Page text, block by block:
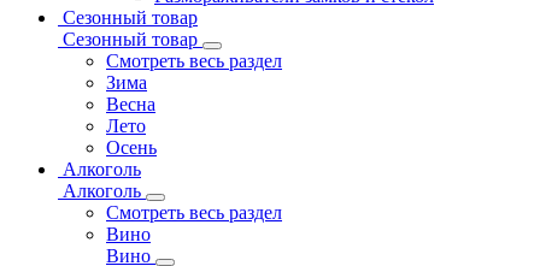
Сезонный товар
Сезонный товар
Смотреть весь раздел
Зима
Весна
Лето
Осень
Алкоголь
Алкоголь
Смотреть весь раздел
Вино
Вино